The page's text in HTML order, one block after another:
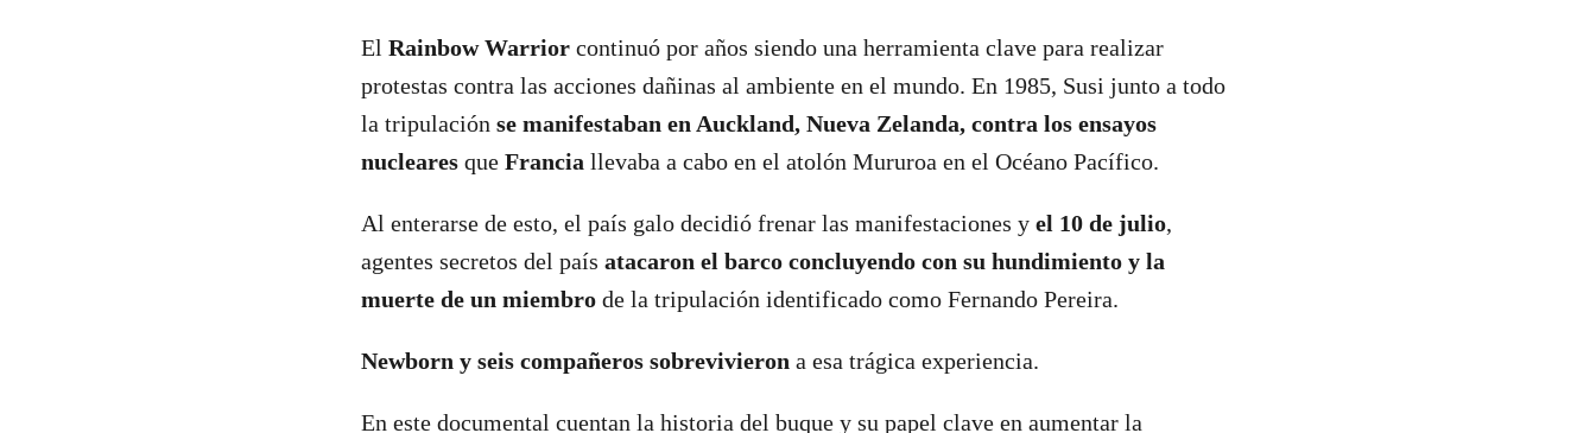
El Rainbow Warrior continuó por años siendo una herramienta clave para realizar
protestas contra las acciones dañinas al ambiente en el mundo. En 1985, Susi junto a todo
la tripulación se manifestaban en Auckland, Nueva Zelanda, contra los ensayos
nucleares que Francia llevaba a cabo en el atolón Mururoa en el Océano Pacífico.
Al enterarse de esto, el país galo decidió frenar las manifestaciones y el 10 de julio,
agentes secretos del país atacaron el barco concluyendo con su hundimiento y la
muerte de un miembro de la tripulación identificado como Fernando Pereira.
Newborn y seis compañeros sobrevivieron a esa trágica experiencia.
En este documental cuentan la historia del buque y su papel clave en aumentar la